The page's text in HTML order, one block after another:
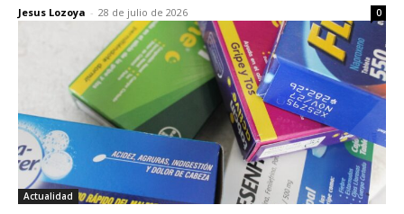
Jesus Lozoya - 28 de julio de 2026 0
Actualidad